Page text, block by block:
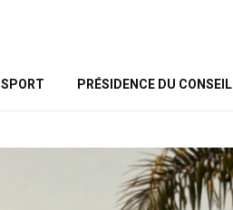
SPORT PRÉSIDENCE DU CONSEIL